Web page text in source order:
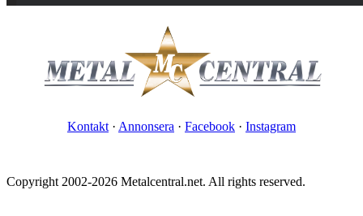
Kontakt · Annonsera · Facebook · Instagram
Copyright 2002-2026 Metalcentral.net. All rights reserved.